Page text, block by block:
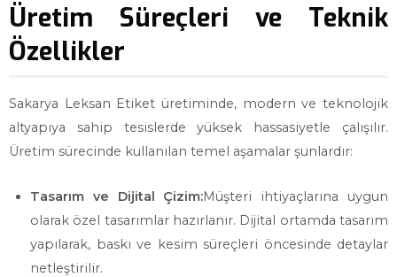
Üretim Süreçleri ve Teknik
Özellikler
Sakarya Leksan Etiket üretiminde, modern ve teknolojik
altyapıya sahip tesislerde yüksek hassasiyetle çalışılır.
Üretim sürecinde kullanılan temel aşamalar şunlardır:
Tasarım ve Dijital Çizim:Müşteri ihtiyaçlarına uygun
olarak özel tasarımlar hazırlanır. Dijital ortamda tasarım
yapılarak, baskı ve kesim süreçleri öncesinde detaylar
netleştirilir.